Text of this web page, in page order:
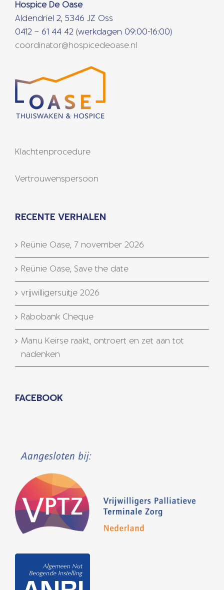
Hospice De Oase
Aldendriel 2, 5346 JZ Oss
0412 – 61 44 42 (werkdagen 09:00-16:00)
coordinator@hospicedeoase.nl
Klachtenprocedure
Vertrouwenspersoon
RECENTE VERHALEN
Reünie Oase, 7 november 2026
Reünie Oase, Save the date
vrijwilligersuitje 2026
Rabobank Cheque
Manu Keirse raakt, ontroert en zet aan tot
nadenken
FACEBOOK